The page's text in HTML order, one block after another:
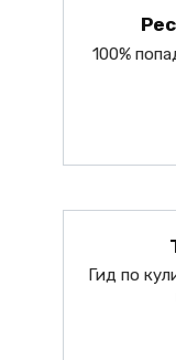
100%
Гид по